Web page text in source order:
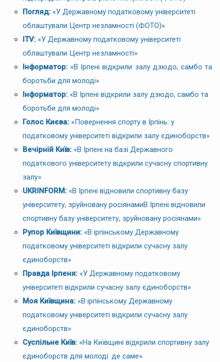
Погляд: «У Державному податковому університеті
облаштували Центр незламності (ФОТО)»
ITV: «У Державному податковому університеті
облаштували Центр незламності»
Інформатор: «В Ірпені відкрили залу дзюдо, самбо та
боротьби для молоді»
Інформатор: «В Ірпені відкрили залу дзюдо, самбо та
боротьби для молоді»
Голос Києва: «Повернення спорту в Ірпінь: у
податковому університеті відкрили залу єдиноборств»
Вечірній Київ: «В Ірпені на базі Державного
податкового університету відкрили сучасну спортивну
залу»
UKRINFORM: «В Ірпені відновили спортивну базу
університету, зруйновану росіянамиВ Ірпені відновили
спортивну базу університету, зруйновану росіянами»
Рупор Київщини: «В ірпінському Державному
податковому університеті відкрили сучасну залу
єдиноборств»
Правда Ірпеня: «У Державному податковому
університеті відкрили сучасну залу єдиноборств»
Моя Київщина: «В ірпінському Державному
податковому університеті відкрили сучасну залу
єдиноборств»
Суспільне Київ: «На Київщині відкрили спортивну залу
єдиноборств для молоді: де саме»